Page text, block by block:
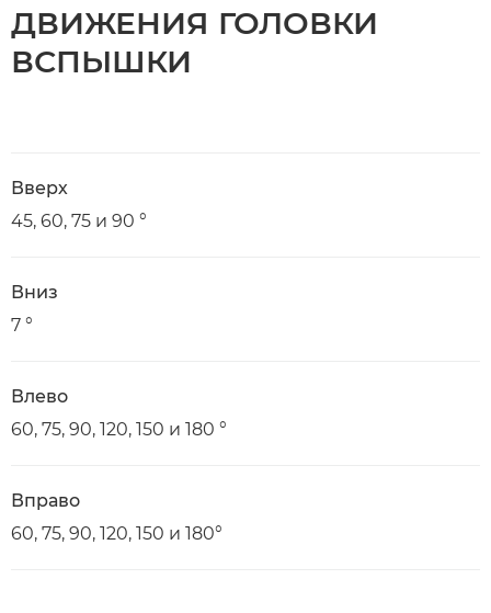
ДВИЖЕНИЯ ГОЛОВКИ
ВСПЫШКИ
Вверх
45, 60, 75 и 90 °
Вниз
7 °
Влево
60, 75, 90, 120, 150 и 180 °
Вправо
60, 75, 90, 120, 150 и 180°